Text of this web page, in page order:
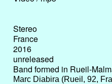
Stereo
France
2016
unreleased
Band formed in Rueil-
Marc Diabira (Rueil, 92,